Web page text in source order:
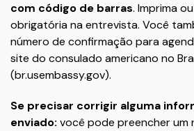
com código de barras. Imprima
obrigatória na entrevista. Você
número de confirmação para
site do consulado americano no
(br.usembassy.gov).
Se precisar corrigir alguma
enviado: você pode preencher um